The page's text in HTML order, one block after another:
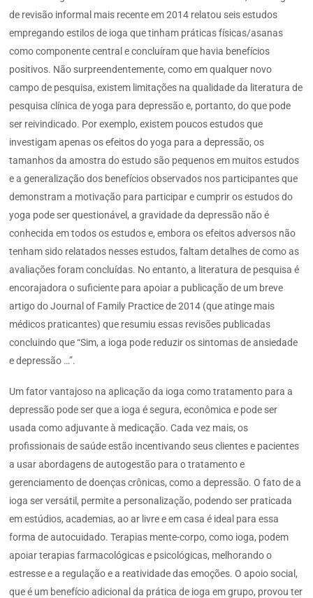
de revisão informal mais recente em 2014 relatou seis estudos
empregando estilos de ioga que tinham práticas físicas/asanas
como componente central e concluíram que havia benefícios
positivos. Não surpreendentemente, como em qualquer novo
campo de pesquisa, existem limitações na qualidade da literatura de
pesquisa clínica de yoga para depressão e, portanto, do que pode
ser reivindicado. Por exemplo, existem poucos estudos que
investigam apenas os efeitos do yoga para a depressão, os
tamanhos da amostra do estudo são pequenos em muitos estudos
e a generalização dos benefícios observados nos participantes que
demonstram a motivação para participar e cumprir os estudos do
yoga pode ser questionável, a gravidade da depressão não é
conhecida em todos os estudos e, embora os efeitos adversos não
tenham sido relatados nesses estudos, faltam detalhes de como as
avaliações foram concluídas. No entanto, a literatura de pesquisa é
encorajadora o suficiente para apoiar a publicação de um breve
artigo do Journal of Family Practice de 2014 (que atinge mais
médicos praticantes) que resumiu essas revisões publicadas
concluindo que “Sim, a ioga pode reduzir os sintomas de ansiedade
e depressão …”.
Um fator vantajoso na aplicação da ioga como tratamento para a
depressão pode ser que a ioga é segura, econômica e pode ser
usada como adjuvante à medicação. Cada vez mais, os
profissionais de saúde estão incentivando seus clientes e pacientes
a usar abordagens de autogestão para o tratamento e
gerenciamento de doenças crônicas, como a depressão. O fato de a
ioga ser versátil, permite a personalização, podendo ser praticada
em estúdios, academias, ao ar livre e em casa é ideal para essa
forma de autocuidado. Terapias mente-corpo, como ioga, podem
apoiar terapias farmacológicas e psicológicas, melhorando o
estresse e a regulação e a reatividade das emoções. O apoio social,
que é um benefício adicional da prática de ioga em grupo, provou ter